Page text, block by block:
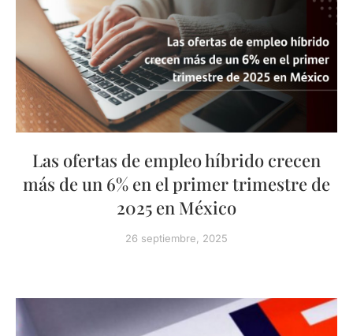
Las ofertas de empleo híbrido crecen
más de un 6% en el primer trimestre de
2025 en México
26 septiembre, 2025